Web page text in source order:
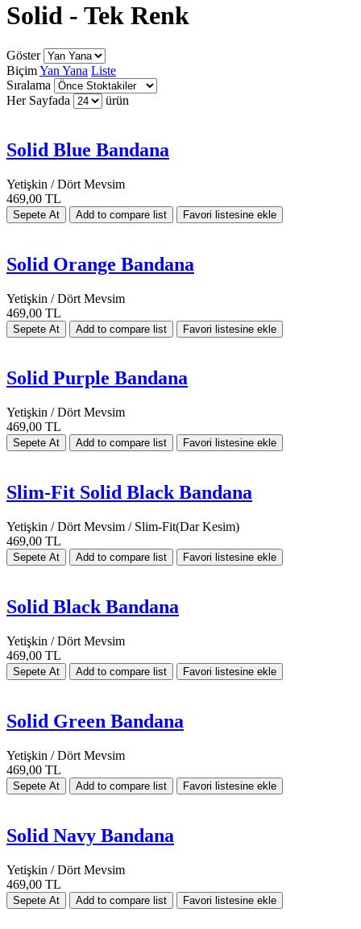
Solid - Tek Renk
Göster
BiçimYan Yana Liste
Sıralama
Her Sayfada
ürün
Solid Blue Bandana
Yetişkin / Dört Mevsim
469,00 TL
Solid Orange Bandana
Yetişkin / Dört Mevsim
469,00 TL
Solid Purple Bandana
Yetişkin / Dört Mevsim
469,00 TL
Slim-Fit Solid Black Bandana
Yetişkin / Dört Mevsim / Slim-Fit(Dar Kesim)
469,00 TL
Solid Black Bandana
Yetişkin / Dört Mevsim
469,00 TL
Solid Green Bandana
Yetişkin / Dört Mevsim
469,00 TL
Solid Navy Bandana
Yetişkin / Dört Mevsim
469,00 TL